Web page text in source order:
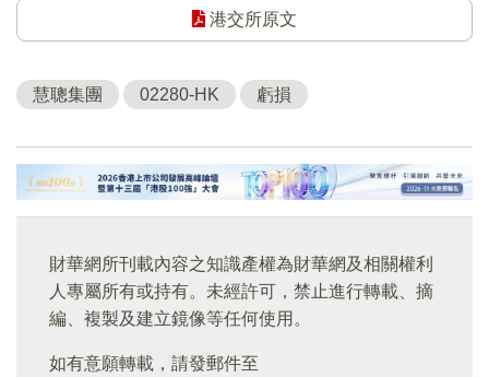
港交所原文
慧聰集團 02280-HK 虧損
財華網所刊載內容之知識產權為財華網及相關權利
人專屬所有或持有。未經許可，禁止進行轉載、摘
編、複製及建立鏡像等任何使用。
如有意願轉載，請發郵件至